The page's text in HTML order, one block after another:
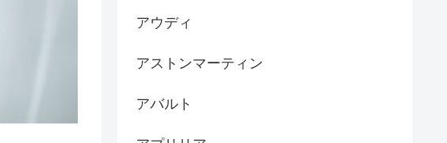
アウディ
アストンマーティン
アバルト